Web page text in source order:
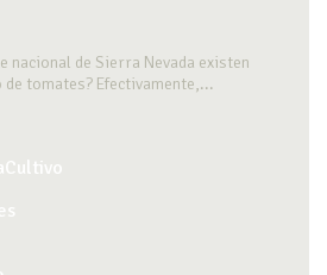
nacional de Sierra Nevada existen
tomates? Efectivamente,...